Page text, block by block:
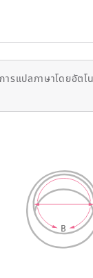
รแปลภาษาโดยอัตโ